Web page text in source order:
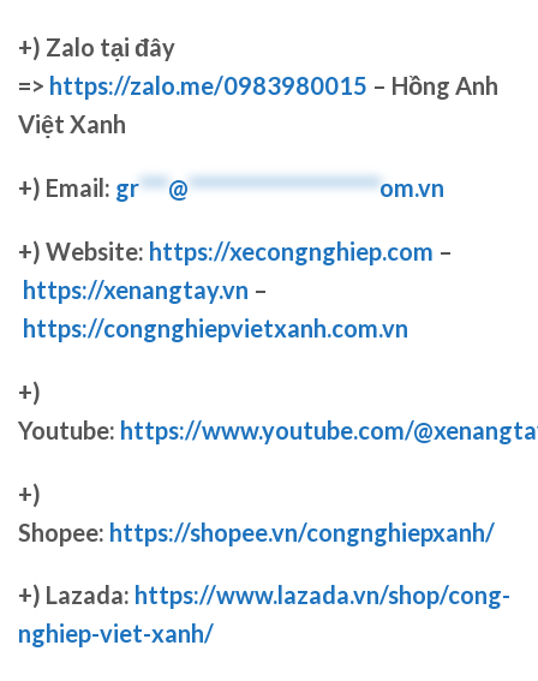
+) Zalo tại đây
=> https://zalo.me/0983980015 – Hồng Anh
Việt Xanh
+) Email: gr***@********************om.vn
+) Website: https://xecongnghiep.com –
https://xenangtay.vn –
https://congnghiepvietxanh.com.vn
+)
Youtube: https://www.youtube.com/
+)
Shopee: https://shopee.vn/congnghiepxanh/
+) Lazada: https://www.lazada.vn/shop/cong-
nghiep-viet-xanh/